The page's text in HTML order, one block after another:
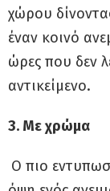
χώρου
έναν κοινό
ώρες που δεν
αντικείμενο.
3. Με χρώμα
Ο πιο